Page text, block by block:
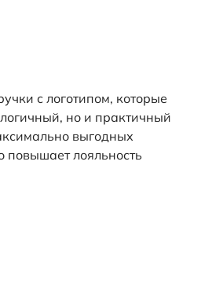
с логотипом, которые
но и практичный
выгодных
повышает лояльность